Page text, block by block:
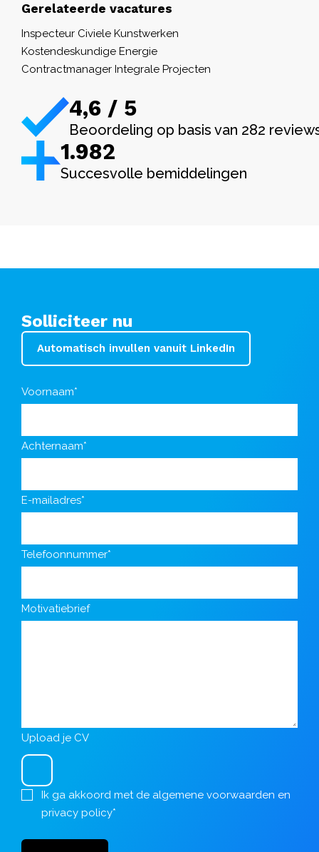
Gerelateerde vacatures
Inspecteur Civiele Kunstwerken
Kostendeskundige Energie
Contractmanager Integrale Projecten
4,6 / 5
Beoordeling op basis van 282
1.982
Succesvolle bemiddelingen
Solliciteer nu
Automatisch invullen vanuit LinkedIn
Voornaam*
Achternaam*
E-mailadres*
Telefoonnummer*
Motivatiebrief
Upload je CV
Ik ga akkoord met de algemene voorwaarden en
privacy policy*